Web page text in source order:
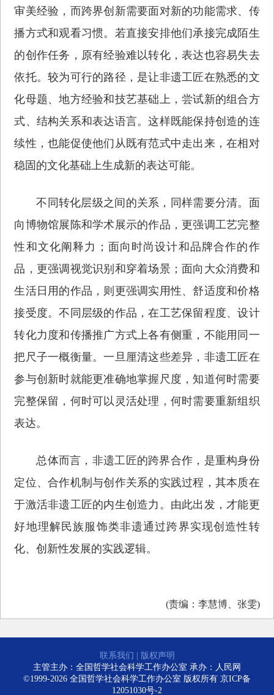
审美经验，而跨界创新需要面对新的功能需求、传
播方式和观看习惯。若直接安排他们承接完成陌生
的创作任务，原有经验难以转化，表达也容易失去
依托。较为可行的路径，是让非遗工匠在熟悉的文
化母题、地方经验和技艺基础上，尝试新的组合方
式、结构关系和表达语言。这样既能保持创造的连
续性，也能促使他们从既有范式中走出来，在相对
稳固的文化基础上生成新的表达可能。
不同转化层级之间的关系，同样需要分清。面
向博物馆展陈和学术展示的作品，更强调工艺完整
性和文化阐释力；面向时尚设计和品牌合作的作
品，更强调视觉识别和穿着场景；面向大众消费和
生活日用的作品，则更强调实用性、舒适度和价格
接受度。不同层级的作品，在工艺保留程度、设计
转化力度和传播推广方式上各有侧重，不能用同一
把尺子一概衡量。一旦厘清这些差异，非遗工匠在
参与创新时就能更准确地掌握尺度，知道何时需要
完整保留，何时可以灵活处理，何时需要重新组织
表达。
总体而言，非遗工匠的跨界合作，是重构身份
定位、合作机制与创作关系的实践过程，其本质在
于激活非遗工匠的内生创造力。由此出发，才能更
好地理解民族服饰类非遗通过跨界实现创造性转
化、创新性发展的实践逻辑。
(责编：李慧博、张雯)
联系我们
版权声明
主管主办：全国哲学社会科学工作办公室 承办：人民网
©1999-2026 全国哲学社会科学工作办公室 版权所有 京ICP备
12051030号-2